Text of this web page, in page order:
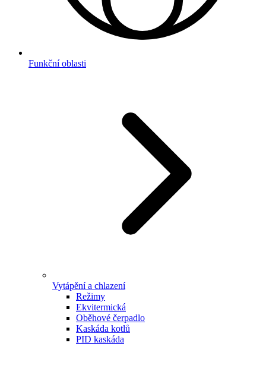
Funkční oblasti
Vytápění a chlazení
Režimy
Ekvitermická
Oběhové čerpadlo
Kaskáda kotlů
PID kaskáda